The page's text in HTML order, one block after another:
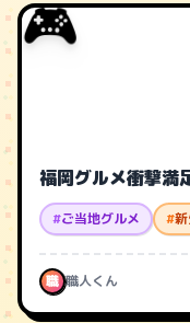
🎮
福岡グルメ衝撃満
#ご当地グルメ #
職 職人くん